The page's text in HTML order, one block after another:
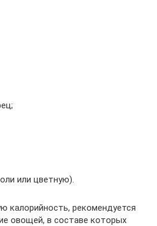
или цветную).
калорийность, рекомендуется
овощей, в составе которых